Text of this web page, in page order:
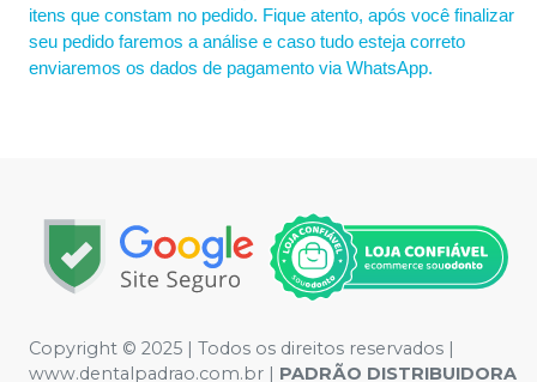
itens que constam no pedido. Fique atento, após você finalizar
seu pedido faremos a análise e caso tudo esteja correto
enviaremos os dados de pagamento via WhatsApp.
Copyright © 2025 | Todos os direitos reservados |
www.dentalpadrao.com.br | PADRÃO DISTRIBUIDORA